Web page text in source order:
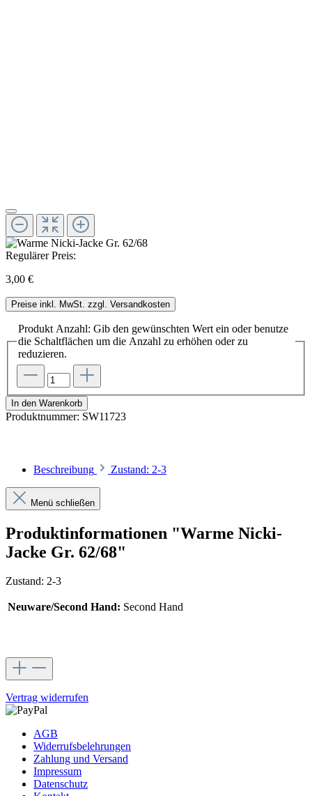
Regulärer Preis:
3,00 €
Preise inkl. MwSt. zzgl. Versandkosten
Produkt Anzahl: Gib den gewünschten Wert ein oder benutze
die Schaltflächen um die Anzahl zu erhöhen oder zu
reduzieren.
In den Warenkorb
Produktnummer: SW11723
Beschreibung Zustand: 2-3
Menü schließen
Produktinformationen "Warme Nicki-
Jacke Gr. 62/68"
Zustand: 2-3
Neuware/Second Hand: Second Hand
Vertrag widerrufen
AGB
Widerrufsbelehrungen
Zahlung und Versand
Impressum
Datenschutz